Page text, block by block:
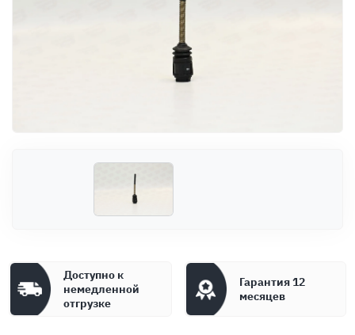
Доступно к
немедленной
отгрузке
Гарантия 12
месяцев